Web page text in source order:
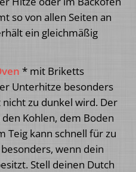
so von allen Seiten an
ein gleichmäßig
* mit Briketts
Unterhitze besonders
zu dunkel wird. Der
Kohlen, dem Boden
Teig kann schnell für zu
wenn dein
Stell deinen Dutch